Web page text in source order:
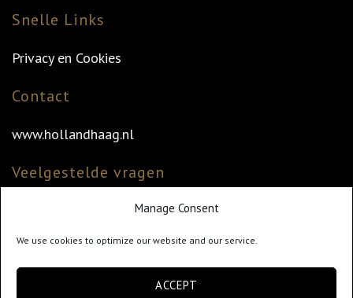
Manage Consent
We use cookies to optimize our website and our service.
ACCEPT
Snelle Links
Privacy en Cookies
Contact
www.hollandhaag.nl
Veelgestelde vragen
Veelgestelde vragen
Klantenservice